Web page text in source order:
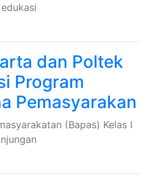
dan Poltek
Program
Pemasyarakan
(Bapas) Kelas I